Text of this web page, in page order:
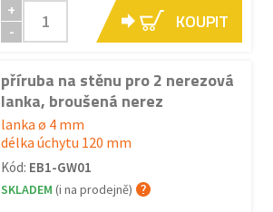
+
-
KOUPIT
příruba na stěnu pro 2 nerezová
lanka, broušená nerez
lanka ø 4 mm
délka úchytu 120 mm
Kód: EB1-GW01
SKLADEM (i na prodejně)